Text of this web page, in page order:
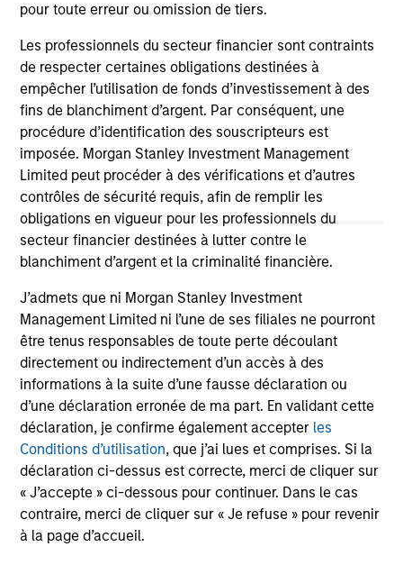
pour toute erreur ou omission de tiers.
Les professionnels du secteur financier sont contraints
de respecter certaines obligations destinées à
empêcher l’utilisation de fonds d’investissement à des
fins de blanchiment d’argent. Par conséquent, une
procédure d’identification des souscripteurs est
imposée. Morgan Stanley Investment Management
Limited peut procéder à des vérifications et d’autres
contrôles de sécurité requis, afin de remplir les
obligations en vigueur pour les professionnels du
secteur financier destinées à lutter contre le
blanchiment d’argent et la criminalité financière.
J’admets que ni Morgan Stanley Investment
Management Limited ni l’une de ses filiales ne pourront
être tenus responsables de toute perte découlant
directement ou indirectement d’un accès à des
informations à la suite d’une fausse déclaration ou
d’une déclaration erronée de ma part. En validant cette
déclaration, je confirme également accepter les
Conditions d’utilisation, que j’ai lues et comprises. Si la
déclaration ci-dessus est correcte, merci de cliquer sur
« J’accepte » ci-dessous pour continuer. Dans le cas
contraire, merci de cliquer sur « Je refuse » pour revenir
à la page d’accueil.
Morgan Stanley Infrastructure
Partners Agrees to Sell Seven Seas
Water
Morgan Stanley Investment Management
(MSIM), through investment funds managed by
Morgan Stanley Infrastructure Partners (MSIP),
its private infrastructure investment platform,
today announced it has entered into an
agreement to sell its ownership stake in Seven
Seas Water Group (Seven Seas Water or the
Company) to the EQT Infrastructure VI fund
(EQT).
22-MAY-2025
May not represent all Team Members.
The information on this page is for informational
purposes only. The information contained herein does
not constitute and should not be construed as an
offering of advisory services or an offer to sell or a
solicitation of an offer to buy any securities in any
jurisdiction in which such offer or solicitation,
purchase or sale would be unlawful under the
securities, insurance or other laws of such jurisdiction.